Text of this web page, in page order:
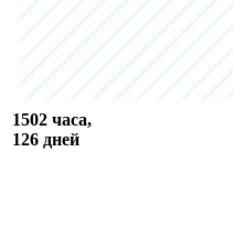
1502 часа,
126 дней